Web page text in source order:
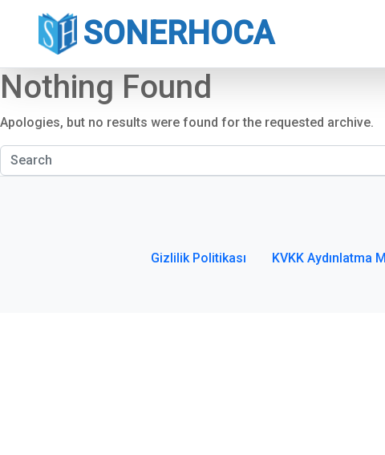
SONERHOCA
Nothing Found
Apologies, but no results were found for the requested archive.
Gizlilik Politikası KVKK Aydınlatma